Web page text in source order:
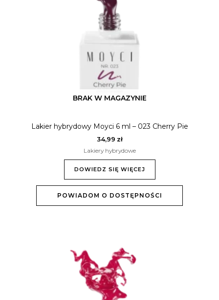
BRAK W MAGAZYNIE
Lakier hybrydowy Moyci 6 ml – 023 Cherry Pie
34,99 zł
Lakiery hybrydowe
DOWIEDZ SIĘ WIĘCEJ
POWIADOM O DOSTĘPNOŚCI